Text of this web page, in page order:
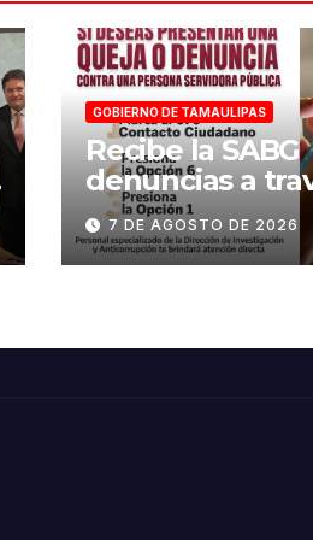
GOBIERNO DE TAMAULIPAS
Recibe la SABG
denuncias a
de la estrategia
digital
te conecta»
7 DE AGOSTO DE 2026